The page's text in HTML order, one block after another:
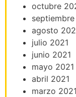
octubre
agosto
julio 2021
junio 2021
mayo 2021
abril 2021
marzo 2021